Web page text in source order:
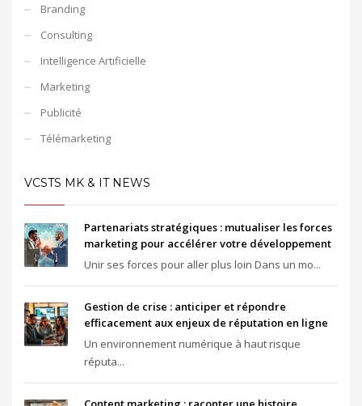
Branding
Consulting
Intelligence Artificielle
Marketing
Publicité
Télémarketing
VCSTS MK & IT NEWS
Partenariats stratégiques : mutualiser les forces
marketing pour accélérer votre développement
Unir ses forces pour aller plus loin Dans un mo...
Gestion de crise : anticiper et répondre
efficacement aux enjeux de réputation en ligne
Un environnement numérique à haut risque
réputa...